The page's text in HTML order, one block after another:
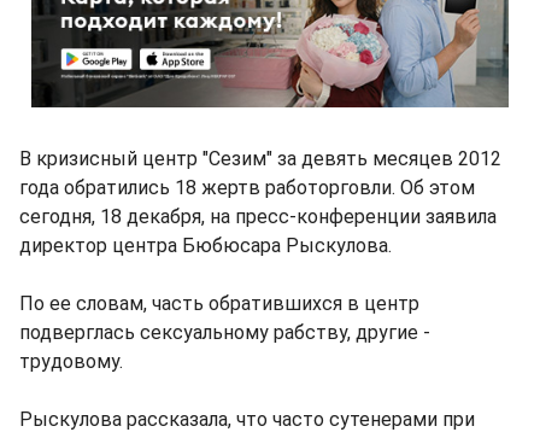
В кризисный центр "Сезим" за девять месяцев 2012
года обратились 18 жертв работорговли. Об этом
сегодня, 18 декабря, на пресс-конференции заявила
директор центра Бюбюсара Рыскулова.
По ее словам, часть обратившихся в центр
подверглась сексуальному рабству, другие -
трудовому.
Рыскулова рассказала, что часто сутенерами при